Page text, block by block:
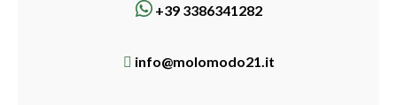
+39 3386341282
info@molomodo21.it